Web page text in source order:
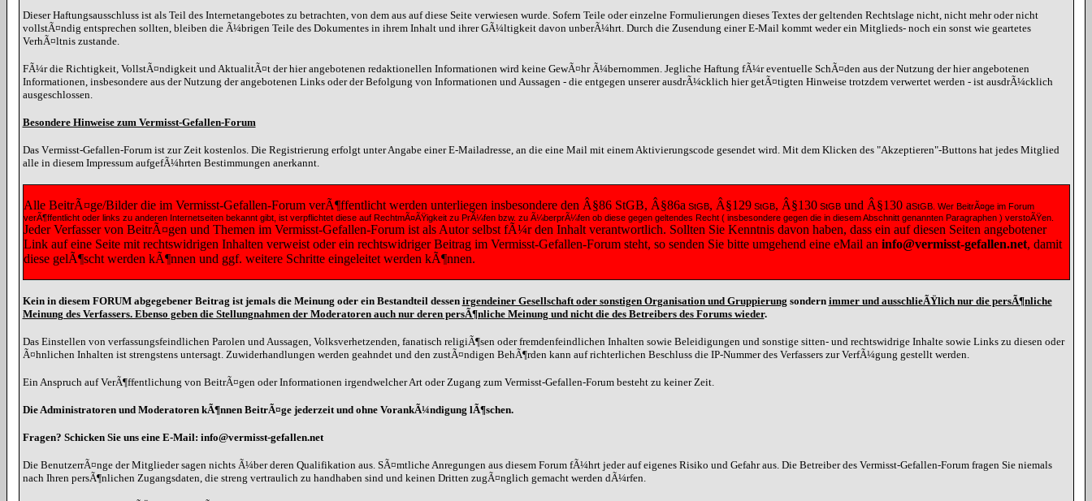
Dieser Haftungsausschluss ist als Teil des Internetangebotes zu betrachten, von dem aus auf diese Seite verwiesen wurde. Sofern Teile oder einzelne Formulierungen dieses Textes der geltenden Rechtslage nicht, nicht mehr oder nicht
vollstÃ¤ndig entsprechen sollten, bleiben die Ã¼brigen Teile des Dokumentes in ihrem Inhalt und ihrer GÃ¼ltigkeit davon unberÃ¼hrt. Durch die Zusendung einer E-Mail kommt weder ein Mitglieds- noch ein sonst wie geartetes
VerhÃ¤ltnis zustande.
FÃ¼r die Richtigkeit, VollstÃ¤ndigkeit und AktualitÃ¤t der hier angebotenen redaktionellen Informationen wird keine GewÃ¤hr Ã¼bernommen. Jegliche Haftung fÃ¼r eventuelle SchÃ¤den aus der Nutzung der hier angebotenen
Informationen, insbesondere aus der Nutzung der angebotenen Links oder der Befolgung von Informationen und Aussagen - die entgegen unserer ausdrÃ¼cklich hier getÃ¤tigten Hinweise trotzdem verwertet werden - ist ausdrÃ¼cklich
ausgeschlossen.
Besondere Hinweise zum Vermisst-Gefallen-Forum
Das Vermisst-Gefallen-Forum ist zur Zeit kostenlos. Die Registrierung erfolgt unter Angabe einer E-Mailadresse, an die eine Mail mit einem Aktivierungscode gesendet wird. Mit dem Klicken des "Akzeptieren"-Buttons hat jedes Mitglied
alle in diesem Impressum aufgefÃ¼hrten Bestimmungen anerkannt.
Alle BeitrÃ¤ge/Bilder die im Vermisst-Gefallen-Forum verÃ¶ffentlicht werden unterliegen insbesondere den Â§86 StGB, Â§86a StGB, Â§129StGB, Â§130StGBund Â§130 aStGB. Wer BeitrÃ¤ge im Forum
verÃ¶ffentlicht oder links zu anderen Internetseiten bekannt gibt, ist verpflichtet diese auf RechtmÃ¤ÃŸigkeit zu PrÃ¼fen bzw. zu Ã¼berprÃ¼fen ob diese gegen geltendes Recht ( insbesondere gegen die in diesem Abschnitt genannten Paragraphen ) verstoÃŸen.
Jeder Verfasser von BeitrÃ¤gen und Themen im Vermisst-Gefallen-Forum ist als Autor selbst fÃ¼r den Inhalt verantwortlich. Sollten Sie Kenntnis davon haben, dass ein auf diesen Seiten angebotener
Link auf eine Seite mit rechtswidrigen Inhalten verweist oder ein rechtswidriger Beitrag im Vermisst-Gefallen-Forum steht, so senden Sie bitte umgehend eine eMail an info@vermisst-gefallen.net, damit
diese gelÃ¶scht werden kÃ¶nnen und ggf. weitere Schritte eingeleitet werden kÃ¶nnen.
Kein in diesem FORUM abgegebener Beitrag ist jemals die Meinung oder ein Bestandteil dessen irgendeiner Gesellschaft oder sonstigen Organisation und Gruppierung sondern immer und ausschlieÃŸlich nur die persÃ¶nliche
Meinung des Verfassers. Ebenso geben die Stellungnahmen der Moderatoren auch nur deren persÃ¶nliche Meinung und nicht die des Betreibers des Forums wieder.
Das Einstellen von verfassungsfeindlichen Parolen und Aussagen, Volksverhetzenden, fanatisch religiÃ¶sen oder fremdenfeindlichen Inhalten sowie Beleidigungen und sonstige sitten- und rechtswidrige Inhalte sowie Links zu diesen oder
Ã¤hnlichen Inhalten ist strengstens untersagt. Zuwiderhandlungen werden geahndet und den zustÃ¤ndigen BehÃ¶rden kann auf richterlichen Beschluss die IP-Nummer des Verfassers zur VerfÃ¼gung gestellt werden.
Ein Anspruch auf VerÃ¶ffentlichung von BeitrÃ¤gen oder Informationen irgendwelcher Art oder Zugang zum Vermisst-Gefallen-Forum besteht zu keiner Zeit.
Die Administratoren und Moderatoren kÃ¶nnen BeitrÃ¤ge jederzeit und ohne VorankÃ¼ndigung lÃ¶schen.
Fragen? Schicken Sie uns eine E-Mail: info@vermisst-gefallen.net
Die BenutzerrÃ¤nge der Mitglieder sagen nichts Ã¼ber deren Qualifikation aus. SÃ¤mtliche Anregungen aus diesem Forum fÃ¼hrt jeder auf eigenes Risiko und Gefahr aus. Die Betreiber des Vermisst-Gefallen-Forum fragen Sie niemals
nach Ihren persÃ¶nlichen Zugangsdaten, die streng vertraulich zu handhaben sind und keinen Dritten zugÃ¤nglich gemacht werden dÃ¼rfen.